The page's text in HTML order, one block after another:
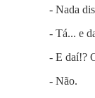
- Nada
- Tá... e
- E daí!?
- Não.